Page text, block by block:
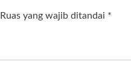
Ruas yang wajib ditandai *